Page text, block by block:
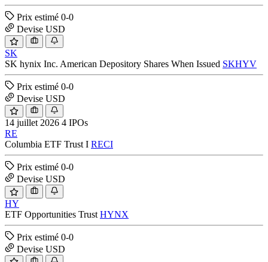
Prix estimé 0-0
Devise USD
SK
SK hynix Inc. American Depository Shares When Issued SKHYV
Prix estimé 0-0
Devise USD
14 juillet 2026 4 IPOs
RE
Columbia ETF Trust I RECI
Prix estimé 0-0
Devise USD
HY
ETF Opportunities Trust HYNX
Prix estimé 0-0
Devise USD